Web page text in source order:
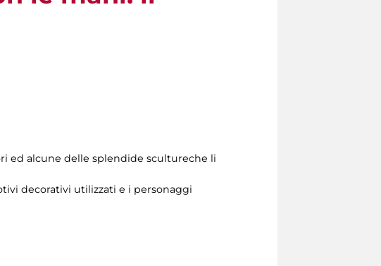
ed alcune delle splendide scultureche li
decorativi utilizzati e i personaggi